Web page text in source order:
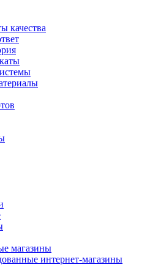
качества
магазины
интернет-магазины